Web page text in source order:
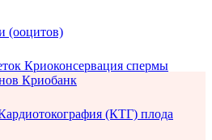
(ооцитов)
Криоконсервация спермы
Криобанк
(КТГ) плода